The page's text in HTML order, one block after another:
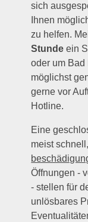
sich
Ihnen
zu helfen.
Stunde ein
oder um Bad
möglichst
gerne vor
Hotline.
Eine
meist
Öffnungen -
- stellen für
unlösbares